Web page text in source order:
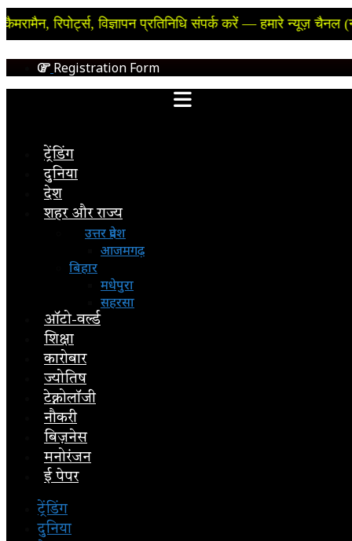
विज्ञापन प्रतिनिधि संपर्क करें — हमारे न्यूज़ चैनल
Registration Form
ट्रेंडिंग
दुनिया
देश
शहर और राज्य
उत्तर प्रदेश
आजमगढ़
बिहार
मधेपुरा
सहरसा
ऑटो-वर्ल्ड
शिक्षा
कारोबार
ज्योतिष
टेक्नोलॉजी
नौकरी
बिज़नेस
मनोरंजन
ई पेपर
ट्रेंडिंग
दुनिया